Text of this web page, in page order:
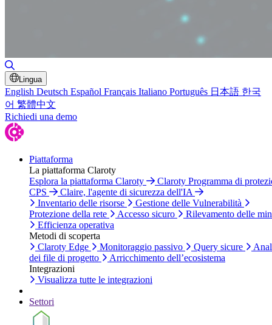
Lingua
English Deutsch Español Français Italiano Português 日本語 한국
어 繁體中文
Richiedi una demo
Piattaforma
La piattaforma Claroty
Esplora la piattaforma Claroty
Claroty Programma di
CPS
Claire, l'agente di sicurezza dell'IA
Inventario delle risorse
Gestione delle Vulnerabilità
Protezione della rete
Accesso sicuro
Rilevamento delle
Efficienza operativa
Metodi di scoperta
Claroty Edge
Monitoraggio passivo Query sicure
dei file di progetto
Arricchimento dell’ecosistema
Integrazioni
Visualizza tutte le integrazioni
Settori